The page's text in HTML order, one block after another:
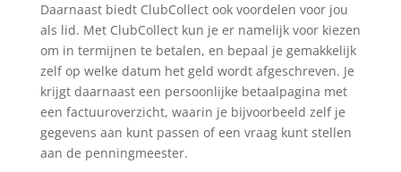
Daarnaast biedt ClubCollect ook voordelen voor jou
als lid. Met ClubCollect kun je er namelijk voor kiezen
om in termijnen te betalen, en bepaal je gemakkelijk
zelf op welke datum het geld wordt afgeschreven. Je
krijgt daarnaast een persoonlijke betaalpagina met
een factuuroverzicht, waarin je bijvoorbeeld zelf je
gegevens aan kunt passen of een vraag kunt stellen
aan de penningmeester.